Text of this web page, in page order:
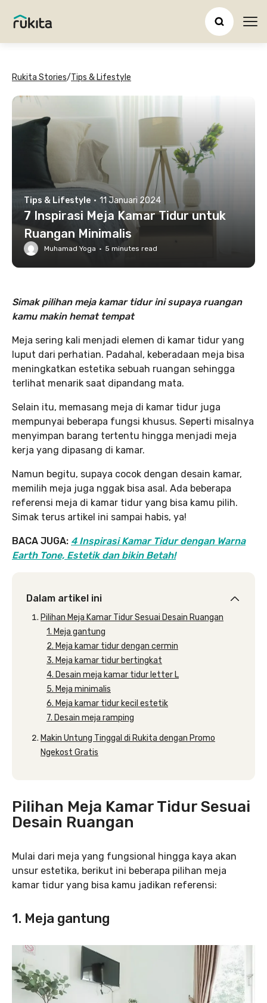
Rukita Stories/Tips & Lifestyle
Tips & Lifestyle · 11 Januari 2024
7 Inspirasi Meja Kamar Tidur untuk
Ruangan Minimalis
Muhamad Yoga · 5 minutes read
Simak pilihan meja kamar tidur ini supaya ruangan
kamu makin hemat tempat
Meja sering kali menjadi elemen di kamar tidur yang
luput dari perhatian. Padahal, keberadaan meja bisa
meningkatkan estetika sebuah ruangan sehingga
terlihat menarik saat dipandang mata.
Selain itu, memasang meja di kamar tidur juga
mempunyai beberapa fungsi khusus. Seperti misalnya
menyimpan barang tertentu hingga menjadi meja
kerja yang dipasang di kamar.
Namun begitu, supaya cocok dengan desain kamar,
memilih meja juga nggak bisa asal. Ada beberapa
referensi meja di kamar tidur yang bisa kamu pilih.
Simak terus artikel ini sampai habis, ya!
BACA JUGA: 4 Inspirasi Kamar Tidur dengan Warna
Earth Tone, Estetik dan bikin Betah!
Dalam artikel ini
Pilihan Meja Kamar Tidur Sesuai Desain Ruangan
1. Meja gantung
2. Meja kamar tidur dengan cermin
3. Meja kamar tidur bertingkat
4. Desain meja kamar tidur letter L
5. Meja minimalis
6. Meja kamar tidur kecil estetik
7. Desain meja ramping
Makin Untung Tinggal di Rukita dengan Promo
Ngekost Gratis
Pilihan Meja Kamar Tidur Sesuai
Desain Ruangan
Mulai dari meja yang fungsional hingga kaya akan
unsur estetika, berikut ini beberapa pilihan meja
kamar tidur yang bisa kamu jadikan referensi:
1. Meja gantung